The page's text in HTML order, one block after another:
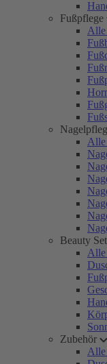
Fußpflege
Alle
Alle
Beauty Set
Alle
Zubehör
Alle